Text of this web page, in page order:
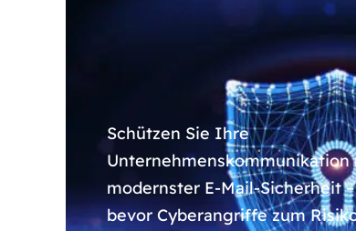
Schützen Sie Ihre
Unternehmenskommunikation
modernster E-Mail-Sicherheit –
bevor Cyberangriffe zum